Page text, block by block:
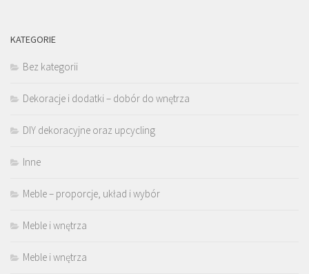
KATEGORIE
Bez kategorii
Dekoracje i dodatki – dobór do wnętrza
DIY dekoracyjne oraz upcycling
Inne
Meble – proporcje, układ i wybór
Meble i wnętrza
Meble i wnętrza